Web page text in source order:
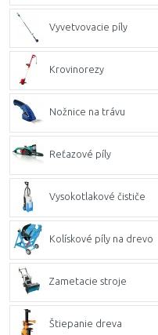
Vyvetvovacie píly
Krovinorezy
Nožnice na trávu
Reťazové píly
Vysokotlakové čističe
Kolískové píly na drevo
Zametacie stroje
Štiepanie dreva